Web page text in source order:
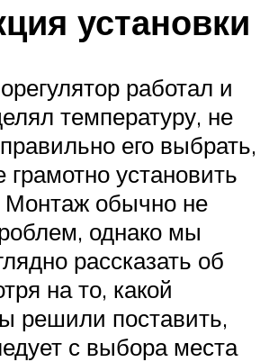
установки
работал и
температуру, не
его выбрать,
грамотно установить
Монтаж обычно не
однако мы
рассказать об
на то, какой
решили поставить,
с выбора места